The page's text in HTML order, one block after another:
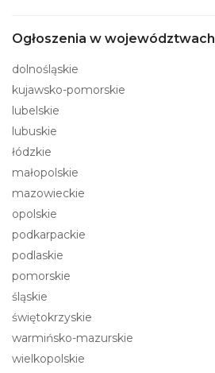
Ogłoszenia w województwach
dolnośląskie
kujawsko-pomorskie
lubelskie
lubuskie
łódzkie
małopolskie
mazowieckie
opolskie
podkarpackie
podlaskie
pomorskie
śląskie
świętokrzyskie
warmińsko-mazurskie
wielkopolskie